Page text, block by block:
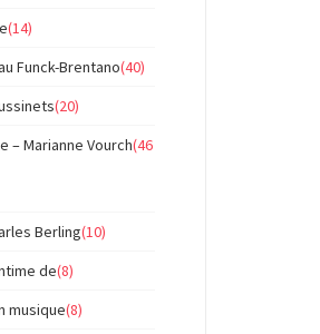
(14)
Funck-Brentano(40)
(20)
– Marianne Vourch(46
Berling(10)
de(8)
musique(8)